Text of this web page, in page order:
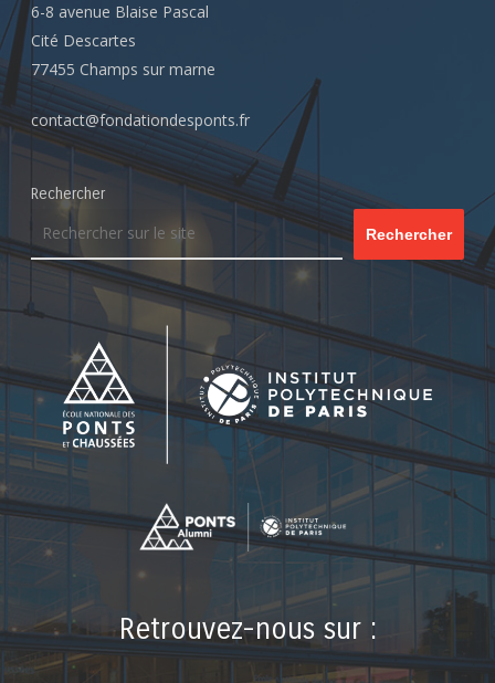
6-8 avenue Blaise Pascal
Cité Descartes
77455 Champs sur marne
contact@fondationdesponts.fr
Rechercher
Rechercher
Retrouvez-nous sur :